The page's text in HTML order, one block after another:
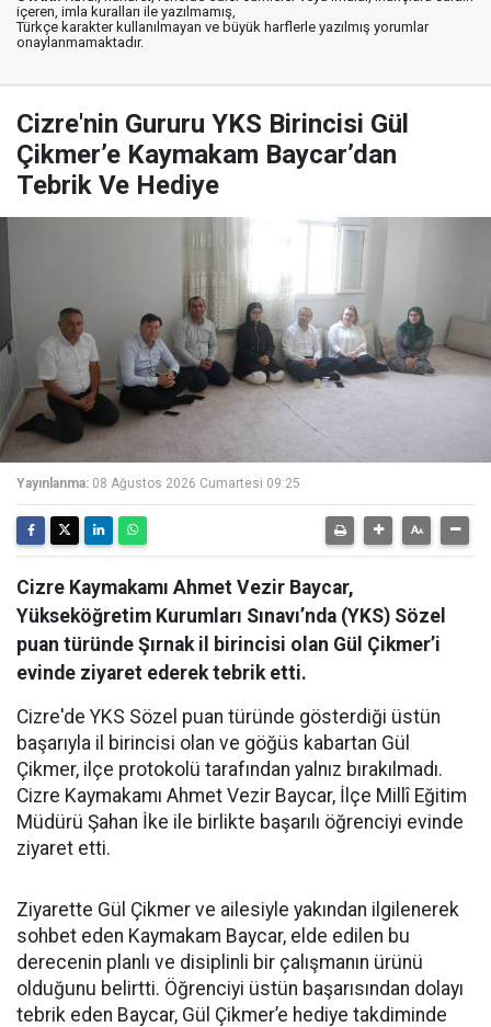
içeren, imla kuralları ile yazılmamış,
Türkçe karakter kullanılmayan ve büyük harflerle yazılmış yorumlar
onaylanmamaktadır.
Cizre'nin Gururu YKS Birincisi Gül
Çikmer’e Kaymakam Baycar’dan
Tebrik Ve Hediye
Yayınlanma: 08 Ağustos 2026 Cumartesi 09:25
Cizre Kaymakamı Ahmet Vezir Baycar,
Yükseköğretim Kurumları Sınavı’nda (YKS) Sözel
puan türünde Şırnak il birincisi olan Gül Çikmer’i
evinde ziyaret ederek tebrik etti.
Cizre'de YKS Sözel puan türünde gösterdiği üstün
başarıyla il birincisi olan ve göğüs kabartan Gül
Çikmer, ilçe protokolü tarafından yalnız bırakılmadı.
Cizre Kaymakamı Ahmet Vezir Baycar, İlçe Millî Eğitim
Müdürü Şahan İke ile birlikte başarılı öğrenciyi evinde
ziyaret etti.
Ziyarette Gül Çikmer ve ailesiyle yakından ilgilenerek
sohbet eden Kaymakam Baycar, elde edilen bu
derecenin planlı ve disiplinli bir çalışmanın ürünü
olduğunu belirtti. Öğrenciyi üstün başarısından dolayı
tebrik eden Baycar, Gül Çikmer’e hediye takdiminde